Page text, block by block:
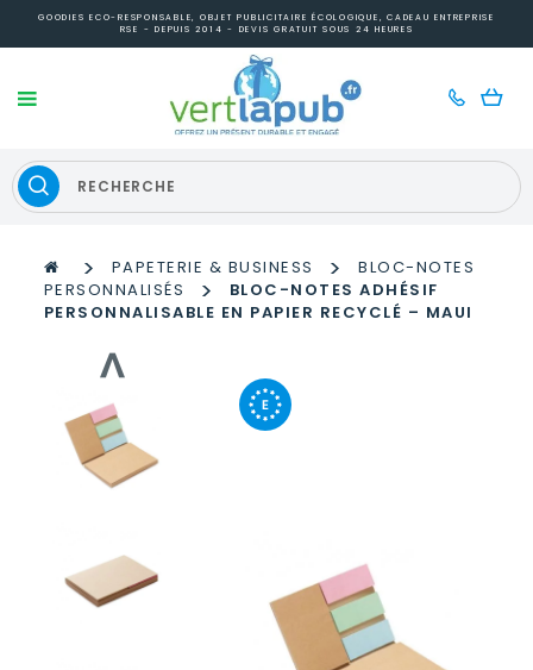
GOODIES ECO-RESPONSABLE, OBJET PUBLICITAIRE ÉCOLOGIQUE, CADEAU ENTREPRISE
RSE - DEPUIS 2014 - DEVIS GRATUIT SOUS 24 HEURES
> PAPETERIE & BUSINESS >
BLOC-NOTES
PERSONNALISÉS
>
BLOC-NOTES ADHÉSIF
PERSONNALISABLE EN PAPIER RECYCLÉ – MAUI